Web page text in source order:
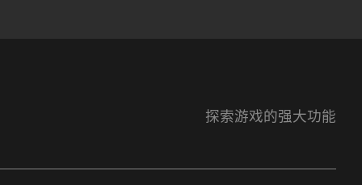
探索游戏的强大功能